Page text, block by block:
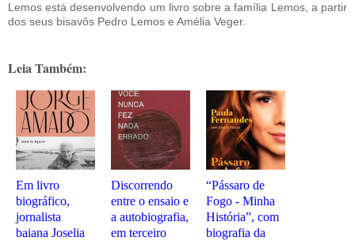
Lemos está desenvolvendo um livro sobre a família Lemos, a partir
dos seus bisavôs Pedro Lemos e Amélia Veger.
Leia Também:
Em livro
biográfico,
jornalista
baiana Joselia
Discorrendo
entre o ensaio e
a autobiografia,
em terceiro
“Pássaro de
Fogo - Minha
História”, com
biografia da